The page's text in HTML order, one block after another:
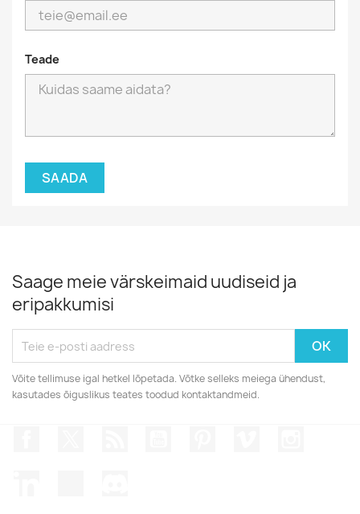
Teade
Saage meie värskeimaid uudiseid ja
eripakkumisi
Võite tellimuse igal hetkel lõpetada. Võtke selleks meiega ühendust,
kasutades õiguslikus teates toodud kontaktandmeid.